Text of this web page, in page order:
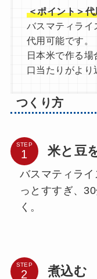
＜ポイント＞
バスマティライ
代用可能です。
日本米で作る場
口当たりがよ
つくり方
STEP 米と豆
バスマティラ
っとすすぎ、
く。
STEP 煮込む